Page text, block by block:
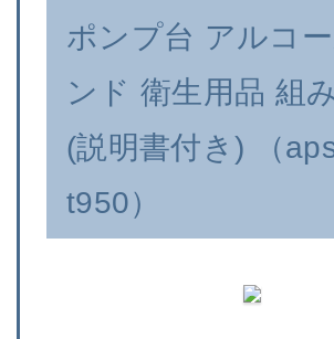
ポンプ台 アルコ
ンド 衛生用品 組
(説明書付き) （
t950）